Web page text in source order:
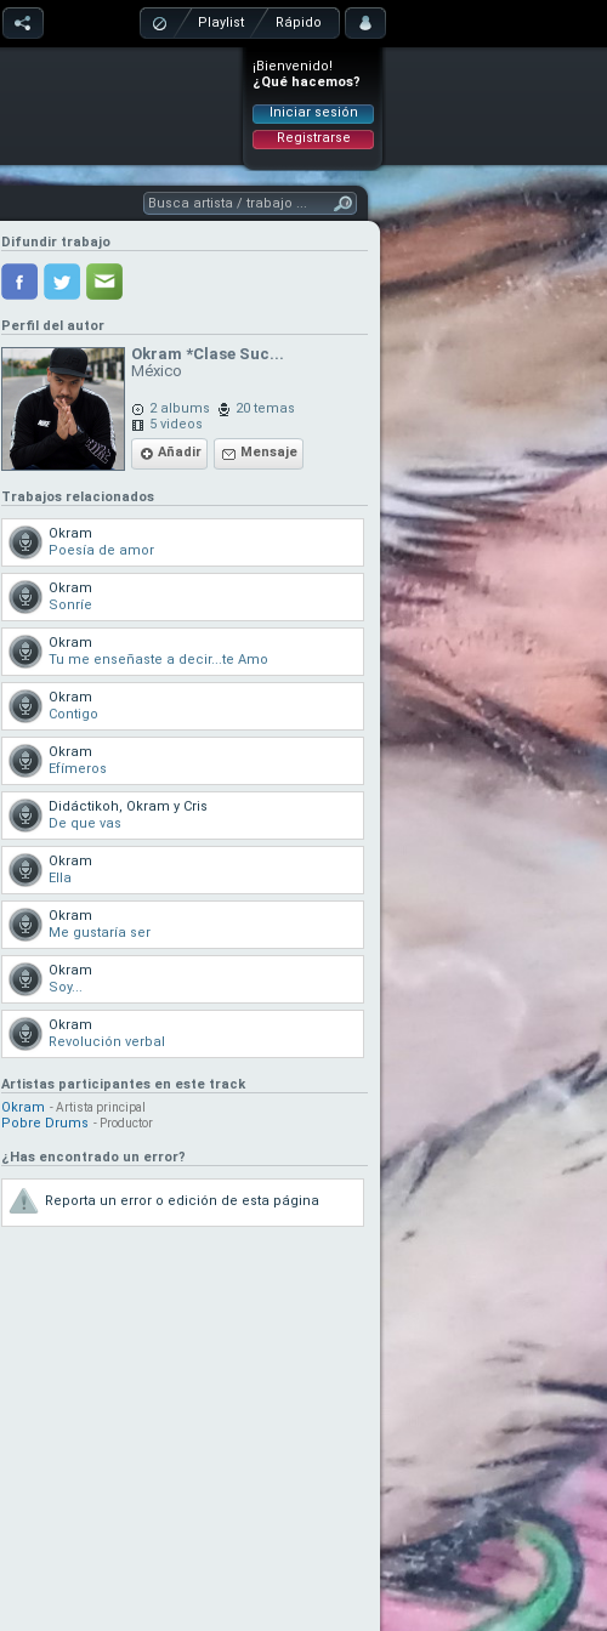
Playlist Rápido
¡Bienvenido!
¿Qué hacemos?
Iniciar sesión
Registrarse
Difundir trabajo
Perfil del autor
Okram *Clase Suc...
México
2 albums
20 temas
5 videos
Añadir
Mensaje
Trabajos relacionados
Okram
Poesía de amor
Okram
Sonríe
Okram
Tu me enseñaste a decir...te Amo
Okram
Contigo
Okram
Efímeros
Didáctikoh, Okram y Cris
De que vas
Okram
Ella
Okram
Me gustaría ser
Okram
Soy...
Okram
Revolución verbal
Artistas participantes en este track
Okram - Artista principal
Pobre Drums - Productor
¿Has encontrado un error?
Reporta un error o edición de esta página